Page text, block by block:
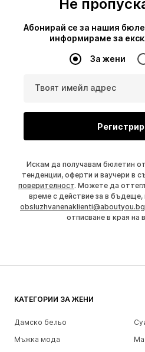
Не
Абонирай се за нашия
информираме за
За жени
Твоят имейл адрес
Искам да получавам бюлетин
тенденции, оферти и ваучери в
поверителност. Можете да
време с действие за в бъдеще,
obsluzhvanenaklienti@aboutyou.bg
отписване в края на
КАТЕГОРИИ ЗА ЖЕНИ
Дамско бельо
Мъжка мода